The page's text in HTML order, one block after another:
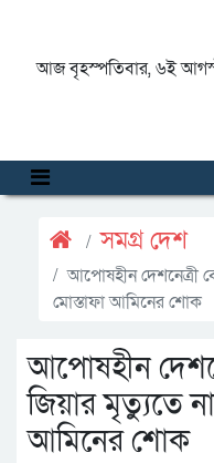
আজ বৃহস্পতিবার, ৬ই
সমগ্র দেশ
আপোষহীন দেশনেত্রী
মোস্তাফা আমিনের শোক
আপোষহীন
জিয়ার মৃত্যুতে
আমিনের শোক